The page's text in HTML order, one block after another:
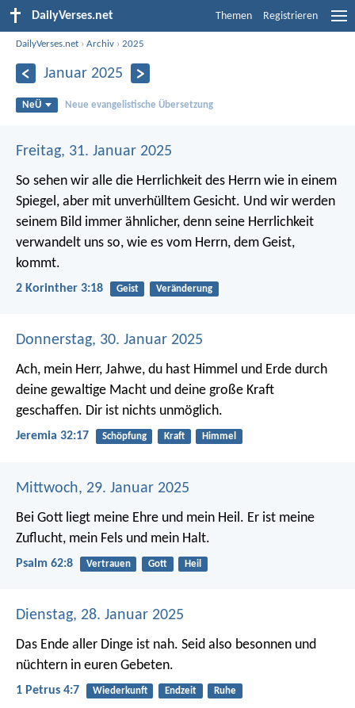
DailyVerses.net Themen Registrieren
DailyVerses.net ›Archiv ›2025
Januar 2025
NeÜ Neue evangelistische Übersetzung
Freitag, 31. Januar 2025
So sehen wir alle die Herrlichkeit des Herrn wie in einem
Spiegel, aber mit unverhülltem Gesicht. Und wir werden
seinem Bild immer ähnlicher, denn seine Herrlichkeit
verwandelt uns so, wie es vom Herrn, dem Geist,
kommt.
2 Korinther 3:18 Geist Veränderung
Donnerstag, 30. Januar 2025
Ach, mein Herr, Jahwe, du hast Himmel und Erde durch
deine gewaltige Macht und deine große Kraft
geschaffen. Dir ist nichts unmöglich.
Jeremia 32:17 Schöpfung Kraft Himmel
Mittwoch, 29. Januar 2025
Bei Gott liegt meine Ehre und mein Heil. Er ist meine
Zuflucht, mein Fels und mein Halt.
Psalm 62:8 Vertrauen Gott Heil
Dienstag, 28. Januar 2025
Das Ende aller Dinge ist nah. Seid also besonnen und
nüchtern in euren Gebeten.
1 Petrus 4:7 Wiederkunft Endzeit Ruhe